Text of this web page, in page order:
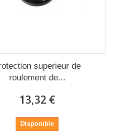
superieur de
roulement de...
13,32 €
Disponible